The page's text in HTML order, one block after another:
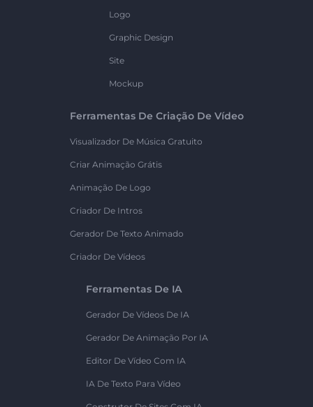
Logo
Graphic Design
Site
Mockup
Ferramentas De Criação De Vídeo
Visualizador De Música Gratuito
Criar Animação Grátis
Animação De Logo
Criador De Intros
Gerador De Texto Animado
Criador De Vídeos
Ferramentas De IA
Gerador De Vídeos De IA
Gerador De Animação Por IA
Editor De Vídeo Com IA
IA De Texto Para Vídeo